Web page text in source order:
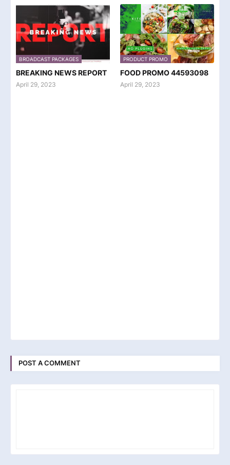
BROADCAST PACKAGES
BREAKING NEWS REPORT
April 29, 2023
PRODUCT PROMO
FOOD PROMO 44593098
April 29, 2023
POST A COMMENT